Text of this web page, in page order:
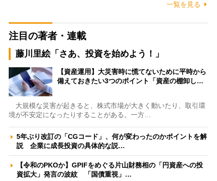
一覧を見る
注目の著者・連載
藤川里絵「さあ、投資を始めよう！」
【資産運用】大災害時に慌てないために平時から
備えておきたい3つのポイント「資産の棚卸し…
大規模な災害が起きると、株式市場が大きく動いたり、取引環
境が不安定になったりすることがある。一方…
5年ぶり改訂の「CGコード」、何が変わったのかポイントを解
説 企業に成長投資の具体的な説…
【令和のPKOか】GPIFをめぐる片山財務相の「円資産への投
資拡大」発言の波紋 「国債重視」…